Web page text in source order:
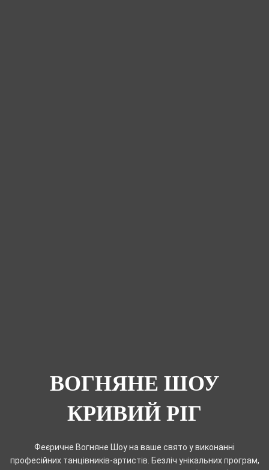
ВОГНЯНЕ ШОУ
КРИВИЙ РІГ
Феєричне Вогняне Шоу на ваше свято у виконанні
професійних танцівників-артистів. Безліч унікальних програм,